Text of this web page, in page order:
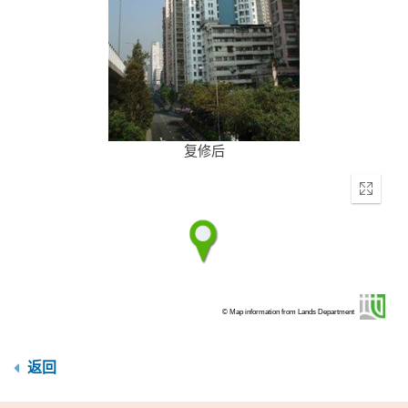
复修后
Enter
© Map information from Lands Department
返回